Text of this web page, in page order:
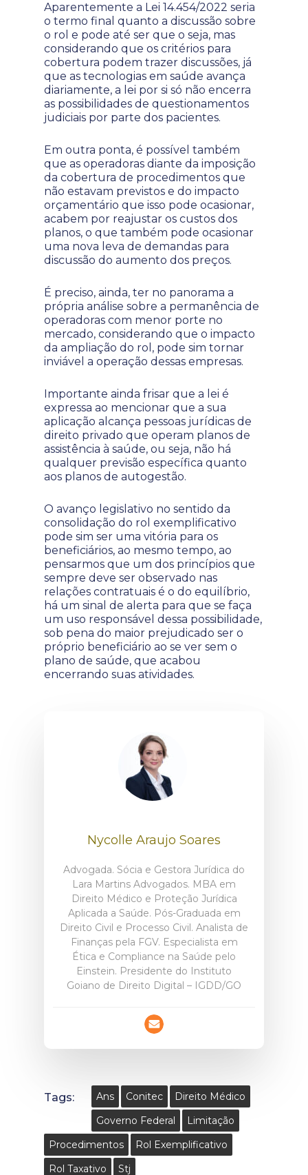
Aparentemente a Lei 14.454/2022 seria
o termo final quanto a discussão sobre
o rol e pode até ser que o seja, mas
considerando que os critérios para
cobertura podem trazer discussões, já
que as tecnologias em saúde avança
diariamente, a lei por si só não encerra
as possibilidades de questionamentos
judiciais por parte dos pacientes.
Em outra ponta, é possível também
que as operadoras diante da imposição
da cobertura de procedimentos que
não estavam previstos e do impacto
orçamentário que isso pode ocasionar,
acabem por reajustar os custos dos
planos, o que também pode ocasionar
uma nova leva de demandas para
discussão do aumento dos preços.
É preciso, ainda, ter no panorama a
própria análise sobre a permanência de
operadoras com menor porte no
mercado, considerando que o impacto
da ampliação do rol, pode sim tornar
inviável a operação dessas empresas.
Importante ainda frisar que a lei é
expressa ao mencionar que a sua
aplicação alcança pessoas jurídicas de
direito privado que operam planos de
assistência à saúde, ou seja, não há
qualquer previsão específica quanto
aos planos de autogestão.
O avanço legislativo no sentido da
consolidação do rol exemplificativo
pode sim ser uma vitória para os
beneficiários, ao mesmo tempo, ao
pensarmos que um dos princípios que
sempre deve ser observado nas
relações contratuais é o do equilíbrio,
há um sinal de alerta para que se faça
um uso responsável dessa possibilidade,
sob pena do maior prejudicado ser o
próprio beneficiário ao se ver sem o
plano de saúde, que acabou
encerrando suas atividades.
Nycolle Araujo Soares
Advogada. Sócia e Gestora Jurídica do
Lara Martins Advogados. MBA em
Direito Médico e Proteção Jurídica
Aplicada a Saúde. Pós-Graduada em
Direito Civil e Processo Civil. Analista de
Finanças pela FGV. Especialista em
Ética e Compliance na Saúde pelo
Einstein. Presidente do Instituto
Goiano de Direito Digital – IGDD/GO
Tags: Ans Conitec
Direito Médico
Governo Federal
Limitação
Procedimentos
Rol Exemplificativo
Rol Taxativo
Stj